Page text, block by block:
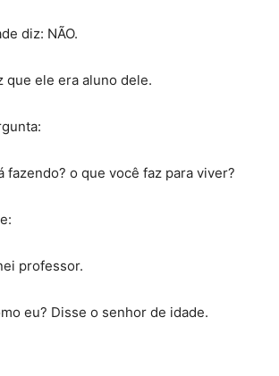
diz: NÃO.
que ele era aluno dele.
fazendo? o que você faz para viver?
professor.
eu? Disse o senhor de idade.